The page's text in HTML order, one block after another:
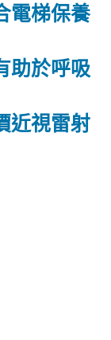
電梯保養
助於呼吸
近視雷射